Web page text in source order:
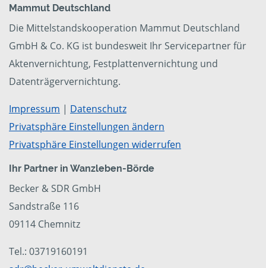
Mammut Deutschland
Die Mittelstandskooperation Mammut Deutschland
GmbH & Co. KG ist bundesweit Ihr Servicepartner für
Aktenvernichtung, Festplattenvernichtung und
Datenträgervernichtung.
Impressum | Datenschutz
Privatsphäre Einstellungen ändern
Privatsphäre Einstellungen widerrufen
Ihr Partner in Wanzleben-Börde
Becker & SDR GmbH
Sandstraße 116
09114 Chemnitz
Tel.: 03719160191